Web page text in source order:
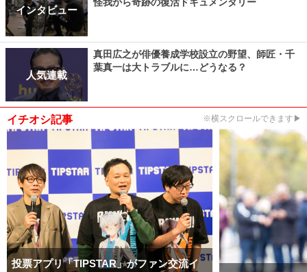
インタビュー
人気連載
真田広之が俳優養成学校設立の野望、師匠・千
葉真一は大トラブルに…どうなる？
イチオシ記事 ※横スクロールできます▶
投票アプリ「TIPSTAR」がファン交流イ